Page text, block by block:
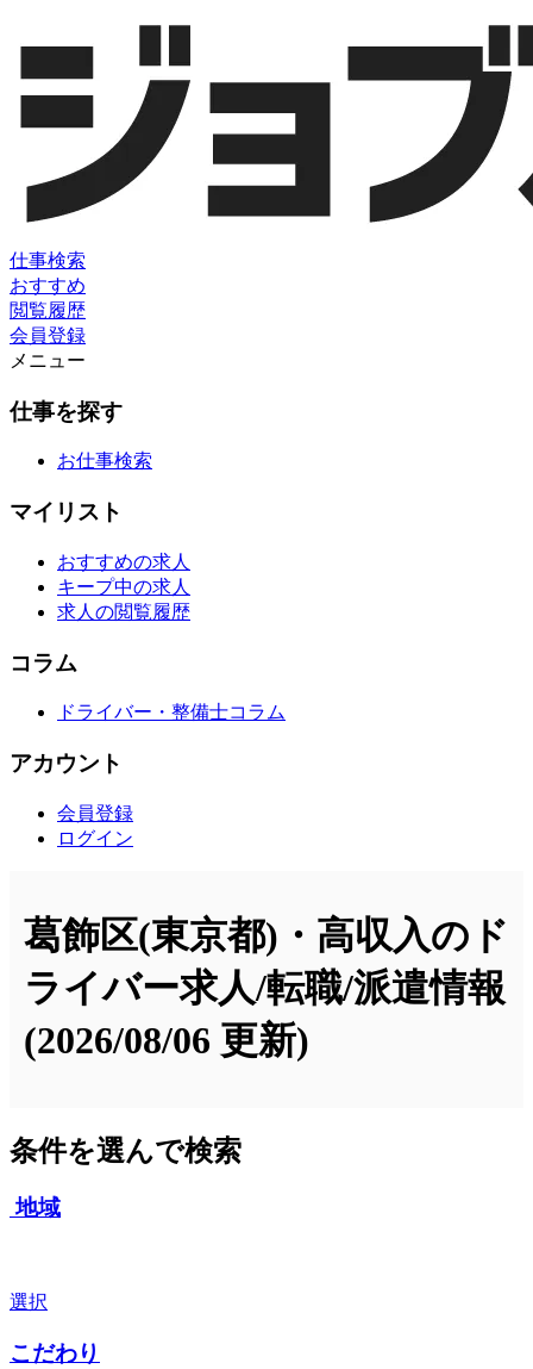
仕事検索
おすすめ
閲覧履歴
会員登録
メニュー
仕事を探す
お仕事検索
マイリスト
おすすめの求人
キープ中の求人
求人の閲覧履歴
コラム
ドライバー・整備士コラム
アカウント
会員登録
ログイン
葛飾区(東京都)・高収入のド
ライバー求人/転職/派遣情報
(2026/08/06 更新)
条件を選んで検索
地域
選択
こだわり